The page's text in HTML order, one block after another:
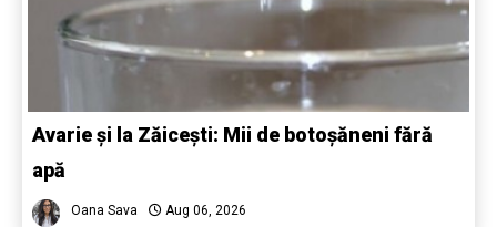
Avarie și la Zăicești: Mii de botoșăneni fără
apă
Oana Sava Aug 06, 2026